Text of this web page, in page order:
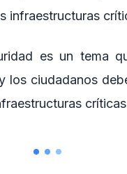
infraestructuras
es un tema
los ciudadanos